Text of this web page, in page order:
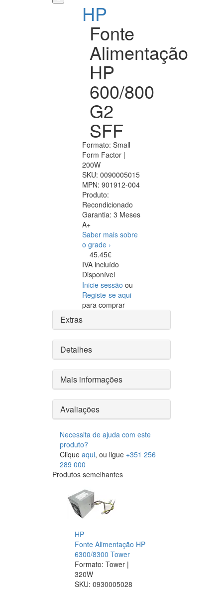
HP
Fonte
Alimentação
HP
600/800
G2
SFF
Formato: Small
Form Factor |
200W
SKU: 0090005015
MPN: 901912-004
Produto:
Recondicionado
Garantia: 3 Meses
A+
Saber mais sobre
o grade ›
45.45€
IVA incluído
Disponível
Inicie sessão ou
Registe-se aqui
para comprar
Extras
Detalhes
Mais informações
Avaliações
Necessita de ajuda com este
produto?
Clique aqui, ou ligue +351 256
289 000
Produtos semelhantes
HP
Fonte Alimentação HP
6300/8300 Tower
Formato: Tower |
320W
SKU: 0930005028